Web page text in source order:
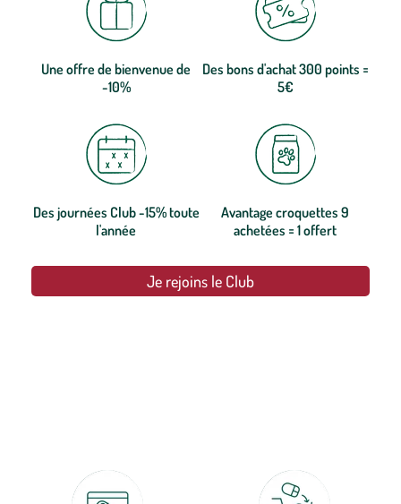
Une offre de bienvenue de
-10%
Des bons d'achat 300 points =
5€
Des journées Club -15% toute
l'année
Avantage croquettes 9
achetées = 1 offert
Je rejoins le Club